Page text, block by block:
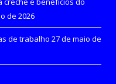
de 2026
de trabalho 27 de maio de